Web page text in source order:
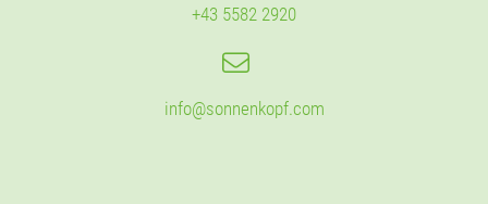
+43 5582 2920
info@sonnenkopf.com